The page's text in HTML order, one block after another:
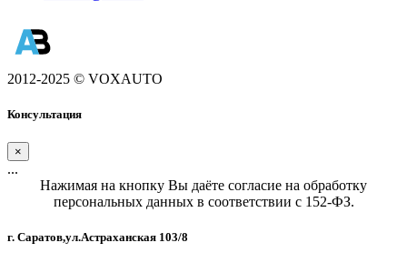
2012-2025 © VOXAUTO
Консультация
×
...
Нажимая на кнопку Вы даёте согласие на обработку
персональных данных в соответствии с 152-ФЗ.
г. Саратов,ул.Астраханская 103/8